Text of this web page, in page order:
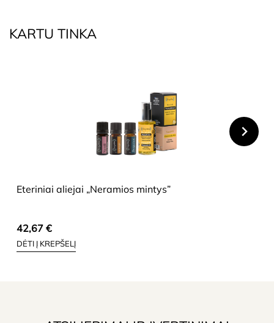
KARTU TINKA
Eteriniai aliejai „Neramios mintys”
42,67 €
DĖTI Į KREPŠELĮ